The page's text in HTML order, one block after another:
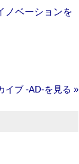
ノベーションを
イブ ‐AD‐を見る »